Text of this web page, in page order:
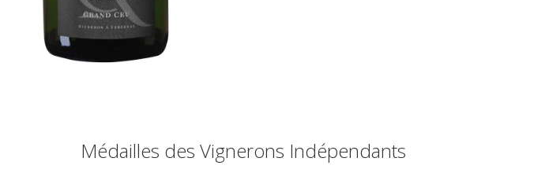
Médailles des Vignerons Indépendants